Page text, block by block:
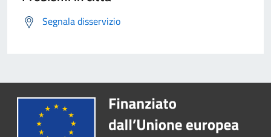
Segnala disservizio